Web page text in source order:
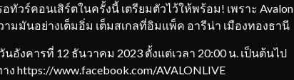
คอนเสิร์ตในครั้งนี้ เตรียมตัวไว้ให้พร้อม! เพราะ Avalon
มมันอย่างเต็มอิ่ม เต็มสเกลที่อิมแพ็ค อารีน่า เมืองทองธานี
คารที่ 12 ธันวาคม 2023 ตั้งแต่เวลา 20:00 น. เป็นต้นไป
ง https://www.facebook.com/AVALONLIVE